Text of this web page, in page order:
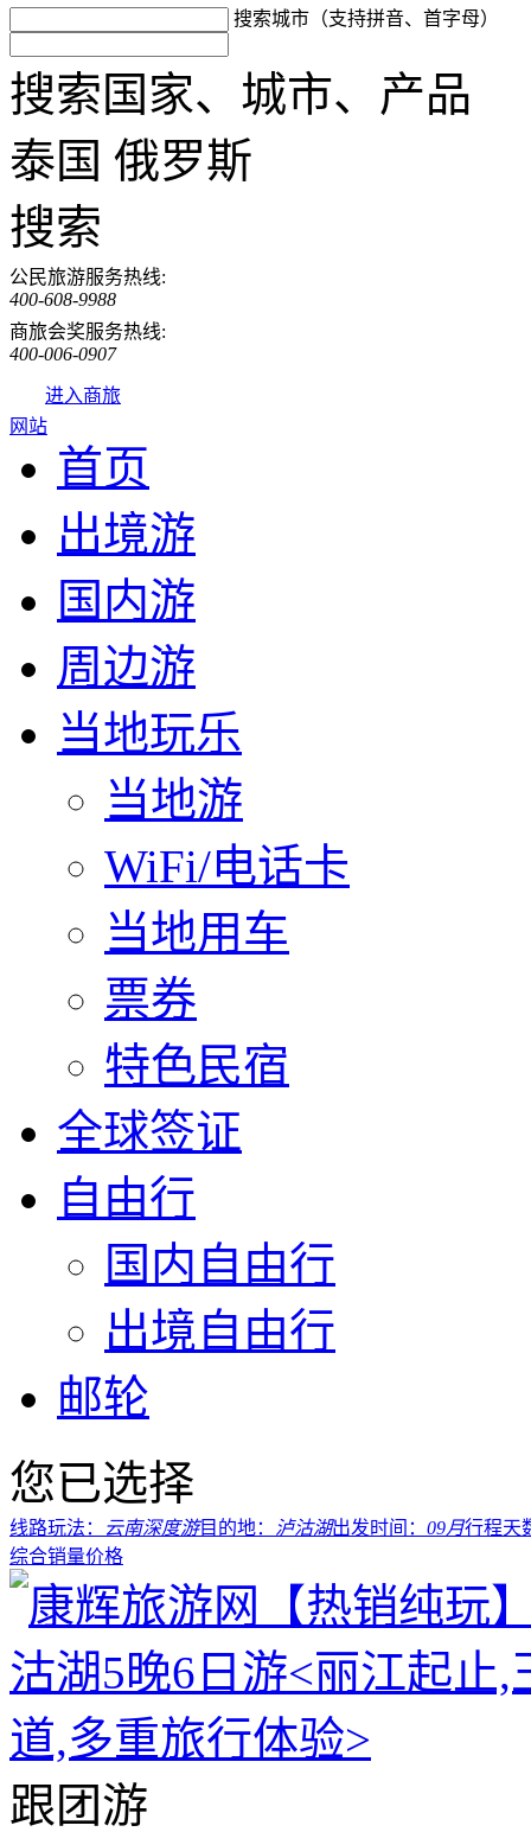
搜索城市（支持拼音、首字母）
搜索国家、城市、产品
泰国 俄罗斯
搜索
公民旅游服务热线:
400-608-9988
商旅会奖服务热线:
400-006-0907
进入商旅
网站
首页
出境游
国内游
周边游
当地玩乐
当地游
WiFi/电话卡
当地用车
票券
特色民宿
全球签证
自由行
国内自由行
出境自由行
邮轮
您已选择
线路玩法： 云南深度游目的地： 泸沽湖出发时间： 09月行程天
综合销量价格
跟团游